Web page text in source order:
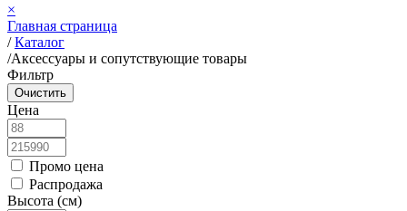
×
Главная страница
/ Каталог
/Аксессуары и сопутствующие товары
Фильтр
Цена
Промо цена
Распродажа
Высота (см)